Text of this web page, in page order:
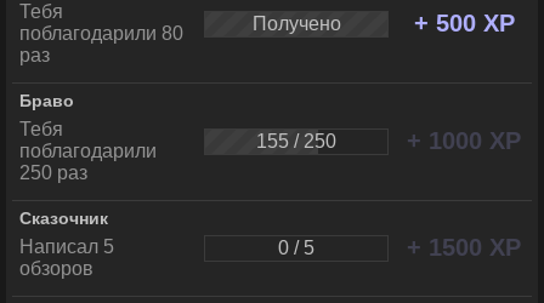
Тебя
поблагодарили 80
раз
Получено + 500 XP
Браво
Тебя
поблагодарили
250 раз
155 / 250 + 1000 XP
Сказочник
Написал 5
обзоров
0 / 5 + 1500 XP